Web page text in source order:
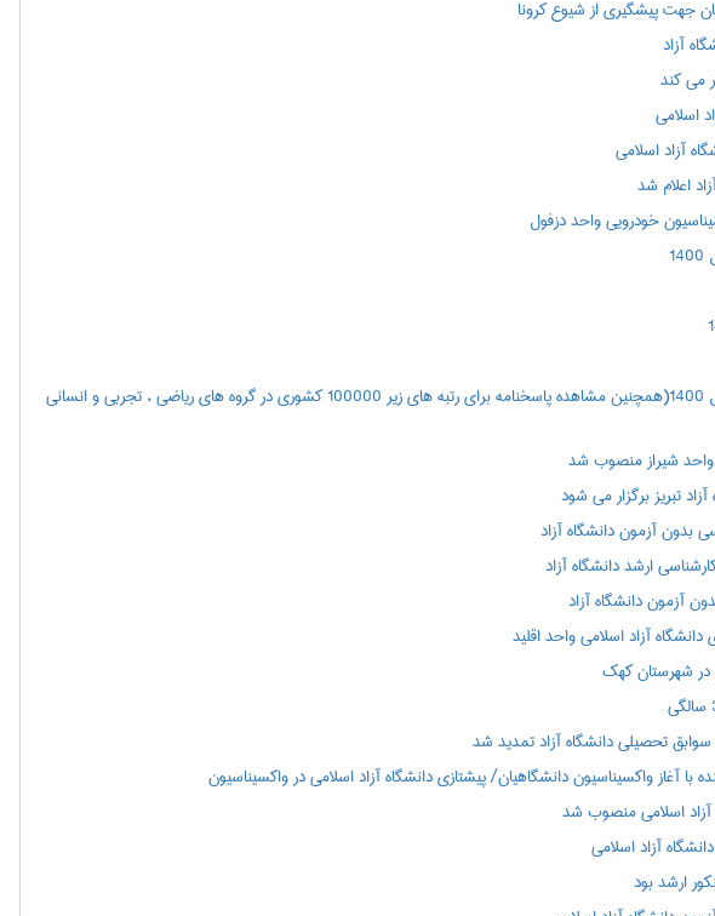
جهت پیشگیری از شیوع کرونا
آزاد
می کند
اسلامی
آزاد اسلامی
اعلام شد
خودرویی واحد دزفول
اعلام نتايج مرحله اول آزمون سراسري سال 1400(همچنین مشاهده پاسخنامه برای رتبه های زیر 100000 کشوری در گروه های ریاضی ، تجربی و انسانی
واحد شیراز منصوب شد
تبریز برگزار می شود
بدون آزمون دانشگاه آزاد
آزمون دانشگاه آزاد
در شهرستان کهک
تحصیلی دانشگاه آزاد تمدید شد
آغاز واکسیناسیون دانشگاهیان/ پیشتازی دانشگاه آزاد اسلامی در واکسیناسیون
آزاد اسلامی منصوب شد
آزاد اسلامی